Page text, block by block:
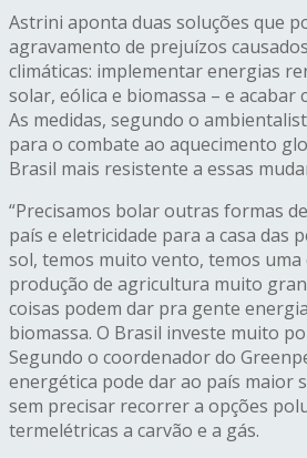
Astrini aponta duas soluções que
agravamento de prejuízos
climáticas: implementar energias
solar, eólica e biomassa – e acabar
As medidas, segundo o
para o combate ao aquecimento
Brasil mais resistente a essas
“Precisamos bolar outras formas
país e eletricidade para a casa das
sol, temos muito vento, temos uma
produção de agricultura muito
coisas podem dar pra gente
biomassa. O Brasil investe muito
Segundo o coordenador do
energética pode dar ao país maior
sem precisar recorrer a opções
termelétricas a carvão e a gás.